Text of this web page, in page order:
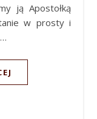
ją Apostołką
w prosty i